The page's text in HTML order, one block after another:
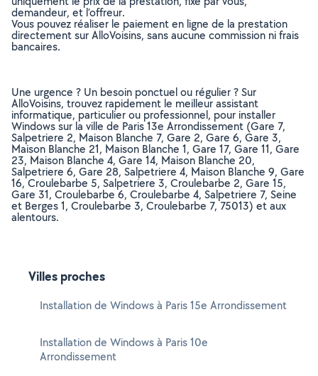
demandeur, et l’offreur.
Vous pouvez réaliser le paiement en ligne de la prestation
directement sur AlloVoisins, sans aucune commission ni frais
bancaires.
Une urgence ? Un besoin ponctuel ou régulier ? Sur
AlloVoisins, trouvez rapidement le meilleur assistant
informatique, particulier ou professionnel, pour installer
Windows sur la ville de Paris 13e Arrondissement (Gare 7,
Salpetriere 2, Maison Blanche 7, Gare 2, Gare 6, Gare 3,
Maison Blanche 21, Maison Blanche 1, Gare 17, Gare 11, Gare
23, Maison Blanche 4, Gare 14, Maison Blanche 20,
Salpetriere 6, Gare 28, Salpetriere 4, Maison Blanche 9, Gare
16, Croulebarbe 5, Salpetriere 3, Croulebarbe 2, Gare 15,
Gare 31, Croulebarbe 6, Croulebarbe 4, Salpetriere 7, Seine
et Berges 1, Croulebarbe 3, Croulebarbe 7, 75013) et aux
alentours.
Villes proches
Installation de Windows à Paris 15e Arrondissement
Installation de Windows à Paris 10e
Arrondissement